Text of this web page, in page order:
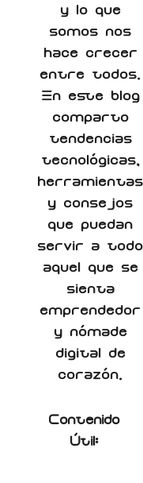
y lo que
somos nos
hace crecer
entre todos.
En este blog
comparto
tendencias
tecnológicas,
herramientas
y consejos
que puedan
servir a todo
aquel que se
sienta
emprendedor
y nómade
digital de
corazón.
Contenido
Útil: